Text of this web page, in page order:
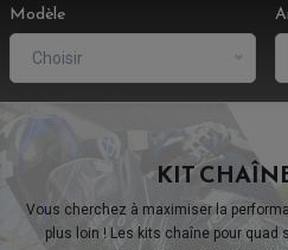
Modèle
Choisir
KIT
Vous cherchez à maximiser la
plus loin ! Les kits chaîne pour